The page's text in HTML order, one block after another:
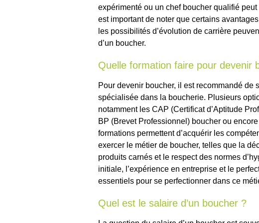
expérimenté ou un chef boucher qualifié
est important de noter que certains
les possibilités d’évolution de carrière
d’un boucher.
Quelle formation faire pour devenir
Pour devenir boucher, il est recommandé de
spécialisée dans la boucherie. Plusieurs
notamment les CAP (Certificat d’Aptitude
BP (Brevet Professionnel) boucher ou
formations permettent d’acquérir les
exercer le métier de boucher, telles que la
produits carnés et le respect des normes
initiale, l’expérience en entreprise et le
essentiels pour se perfectionner dans ce
Quel est le salaire d’un boucher ?